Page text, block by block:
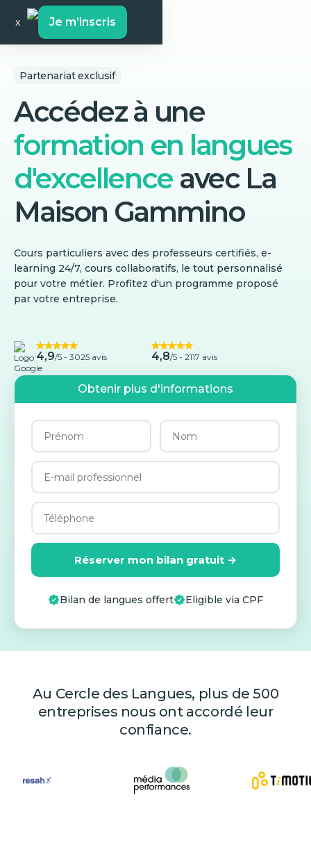
x Je m’inscris
Partenariat exclusif
Accédez à une
formation en langues
d'excellence avec La
Maison Gammino
Cours particuliers avec des professeurs certifiés, e-
learning 24/7, cours collaboratifs, le tout personnalisé
pour votre métier. Profitez d'un programme proposé
par votre entreprise.
4,9/5 - 3025 avis 4,8/5 - 2117 avis
Obtenir plus d'informations
Réserver mon bilan gratuit →
Bilan de langues offert Eligible via CPF
Au Cercle des Langues, plus de 500
entreprises nous ont accordé leur
confiance.